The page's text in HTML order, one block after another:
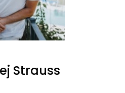
Strauss